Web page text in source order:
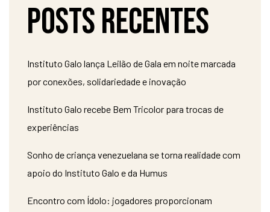
Posts recentes
Instituto Galo lança Leilão de Gala em noite marcada
por conexões, solidariedade e inovação
Instituto Galo recebe Bem Tricolor para trocas de
experiências
Sonho de criança venezuelana se torna realidade com
apoio do Instituto Galo e da Humus
Encontro com Ídolo: jogadores proporcionam